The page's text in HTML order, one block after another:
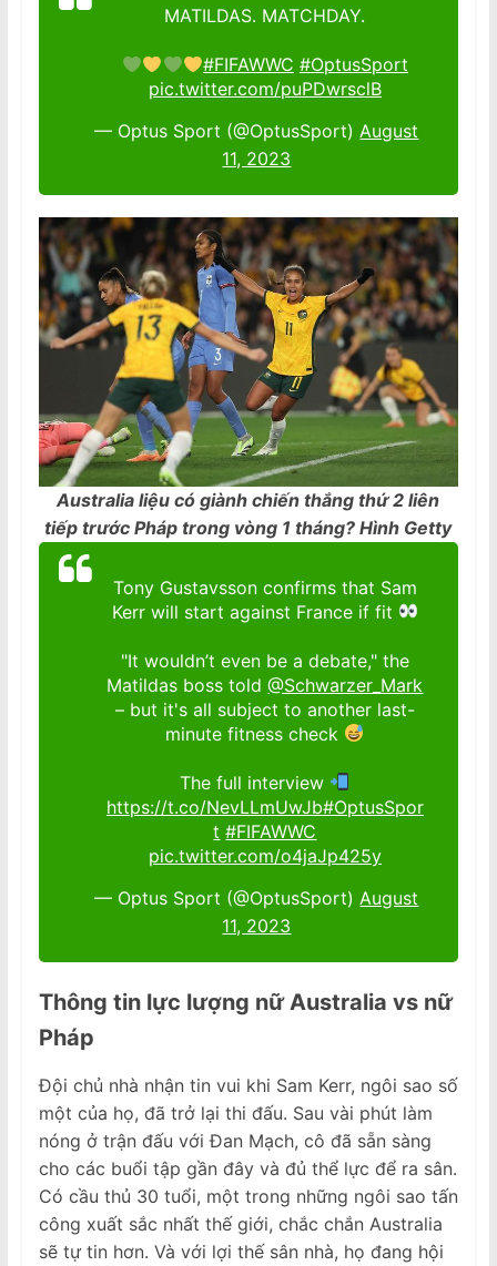
MATILDAS. MATCHDAY.
#FIFAWWC #OptusSport
pic.twitter.com/puPDwrsclB
— Optus Sport (@OptusSport)August
11, 2023
Australia liệu có giành chiến thắng thứ 2 liên
tiếp trước Pháp trong vòng 1 tháng? Hình Getty
Tony Gustavsson confirms that Sam
Kerr will start against France if fit
"It wouldn’t even be a debate," the
Matildas boss told@Schwarzer_Mark
– but it's all subject to another last-
minute fitness check
The full interview
https://t.co/NevLLmUwJb#OptusSpor
t #FIFAWWC
pic.twitter.com/o4jaJp425y
— Optus Sport (@OptusSport) August
11, 2023
Thông tin lực lượng nữ Australia vs nữ
Pháp
Đội chủ nhà nhận tin vui khi Sam Kerr, ngôi sao số
một của họ, đã trở lại thi đấu. Sau vài phút làm
nóng ở trận đấu với Đan Mạch, cô đã sẵn sàng
cho các buổi tập gần đây và đủ thể lực để ra sân.
Có cầu thủ 30 tuổi, một trong những ngôi sao tấn
công xuất sắc nhất thế giới, chắc chắn Australia
sẽ tự tin hơn. Và với lợi thế sân nhà, họ đang hội